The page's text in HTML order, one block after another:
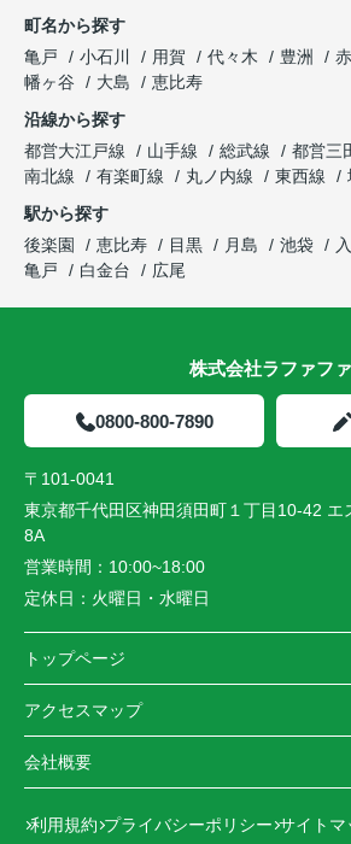
町名から探す
亀戸
小石川 用賀 代々木 豊洲
幡ヶ谷
大島
恵比寿
沿線から探す
都営大江戸線
山手線 総武線 都営三
南北線
有楽町線 丸ノ内線 東西線
駅から探す
後楽園
恵比寿 目黒 月島 池袋
亀戸
白金台 広尾
株式会社ラファファ
0800-800-7890
〒101-0041
東京都千代田区神田須田町１丁目10-42 エ
8A
営業時間： 10:00~18:00
定休日： 火曜日・水曜日
トップページ
アクセスマップ
会社概要
利用規約 プライバシーポリシー サイトマ